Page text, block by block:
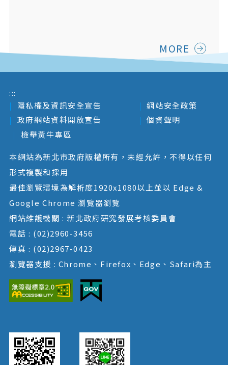
MORE
:::
隱私權及資訊安全宣告
網站安全政策
政府網站資料開放宣告
個資聲明
檢舉黃牛專區
本網站為新北市政府版權所有，未經允許，不得以任何
形式複製和採用
最佳瀏覽環境為解析度1920x1080以上並以 Edge &
Google Chrome 瀏覽器瀏覽
網站維護機關 : 新北政府研究發展考核委員會
電話 : (02)2960-3456
傳真 : (02)2967-0423
瀏覽器支援 : Chrome、Firefox、Edge、Safari為主